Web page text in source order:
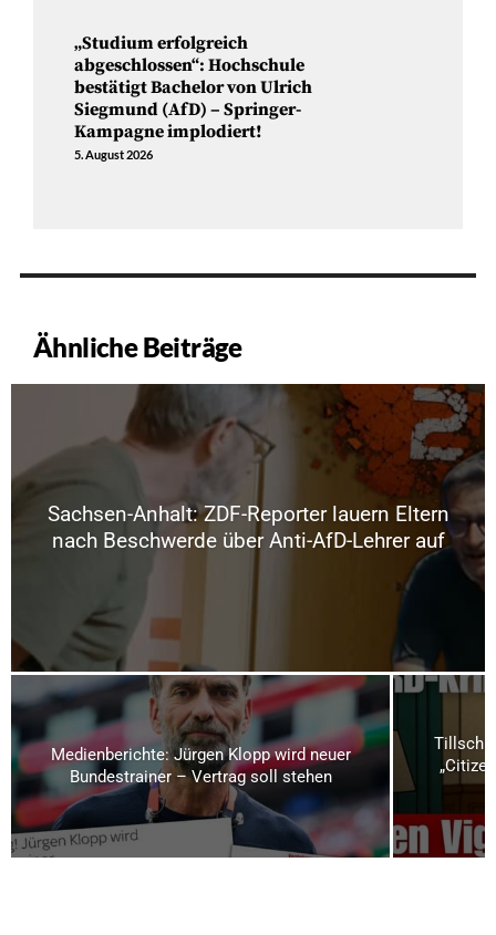
„Studium erfolgreich
abgeschlossen“: Hochschule
bestätigt Bachelor von Ulrich
Siegmund (AfD) – Springer-
Kampagne implodiert!
5. August 2026
Ähnliche Beiträge
Sachsen-Anhalt: ZDF-Reporter lauern Eltern
nach Beschwerde über Anti-AfD-Lehrer auf
Medienberichte: Jürgen Klopp wird neuer
Bundestrainer – Vertrag soll stehen